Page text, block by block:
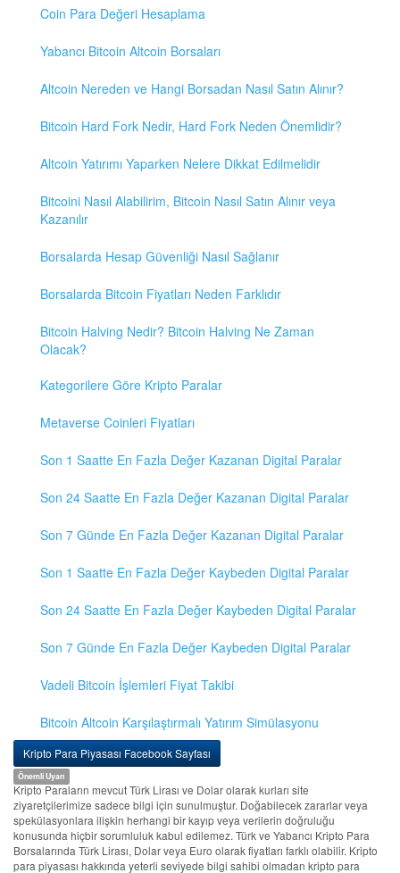
Coin Para Değeri Hesaplama
Yabancı Bitcoin Altcoin Borsaları
Altcoin Nereden ve Hangi Borsadan Nasıl Satın Alınır?
Bitcoin Hard Fork Nedir, Hard Fork Neden Önemlidir?
Altcoin Yatırımı Yaparken Nelere Dikkat Edilmelidir
Bitcoini Nasıl Alabilirim, Bitcoin Nasıl Satın Alınır veya
Kazanılır
Borsalarda Hesap Güvenliği Nasıl Sağlanır
Borsalarda Bitcoin Fiyatları Neden Farklıdır
Bitcoin Halving Nedir? Bitcoin Halving Ne Zaman
Olacak?
Kategorilere Göre Kripto Paralar
Metaverse Coinleri Fiyatları
Son 1 Saatte En Fazla Değer Kazanan Digital Paralar
Son 24 Saatte En Fazla Değer Kazanan Digital Paralar
Son 7 Günde En Fazla Değer Kazanan Digital Paralar
Son 1 Saatte En Fazla Değer Kaybeden Digital Paralar
Son 24 Saatte En Fazla Değer Kaybeden Digital Paralar
Son 7 Günde En Fazla Değer Kaybeden Digital Paralar
Vadeli Bitcoin İşlemleri Fiyat Takibi
Bitcoin Altcoin Karşılaştırmalı Yatırım Simülasyonu
Kripto Para Piyasası Facebook Sayfası
Önemli Uyarı
Kripto Paraların mevcut Türk Lirası ve Dolar olarak kurları site
ziyaretçilerimize sadece bilgi için sunulmuştur. Doğabilecek zararlar veya
spekülasyonlara ilişkin herhangi bir kayıp veya verilerin doğruluğu
konusunda hiçbir sorumluluk kabul edilemez. Türk ve Yabancı Kripto Para
Borsalarında Türk Lirası, Dolar veya Euro olarak fiyatları farklı olabilir. Kripto
para piyasası hakkında yeterli seviyede bilgi sahibi olmadan kripto para